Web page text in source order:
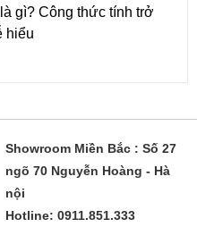
gì? Công thức tính trở
hiểu
Showroom Miền Bắc : Số 27
ngõ 70 Nguyễn Hoàng - Hà
nội
Hotline: 0911.851.333